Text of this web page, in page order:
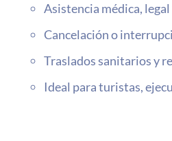
Asistencia médica,
Cancelación o
Traslados sanitarios y
Ideal para turistas,